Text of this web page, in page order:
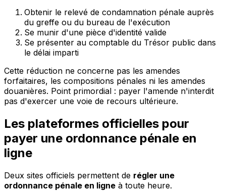
Obtenir le relevé de condamnation pénale auprès
du greffe ou du bureau de l'exécution
Se munir d'une pièce d'identité valide
Se présenter au comptable du Trésor public dans
le délai imparti
Cette réduction ne concerne pas les amendes
forfaitaires, les compositions pénales ni les amendes
douanières. Point primordial : payer l'amende n'interdit
pas d'exercer une voie de recours ultérieure.
Les plateformes officielles pour
payer une ordonnance pénale en
ligne
Deux sites officiels permettent de régler une
ordonnance pénale en ligne à toute heure.